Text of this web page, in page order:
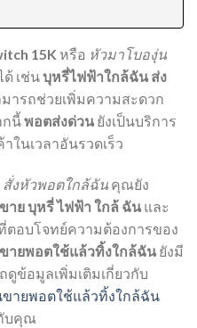
15K หรือ หัวมาโบองุ่น
เช่นบุหรี่ไฟฟ้าใกล้ฉัน ส่ง
ารถช่วยเพิ่มความสะดวก
กนี้พอตส่งด่วน ยังเป็นบริการ
ในเวลาอันรวดเร็ว
สั่งหัวพอตใกล้ฉัน คุณยัง
าย บุหรี่ ไฟฟ้า ใกล้ ฉัน และ
ตอบโจทย์ความต้องการของ
ายพอตใช้แล้วทิ้งใกล้ฉัน ยังมี
ข้อมูลเพิ่มเติมเกี่ยวกับ
ขายพอตใช้แล้วทิ้งใกล้ฉัน
บคุณ